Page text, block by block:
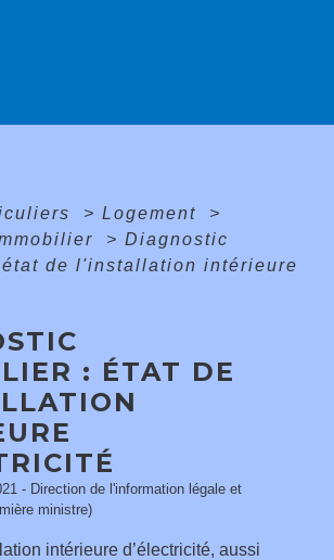
> Logement
>
> Diagnostic
de l'installation intérieure
: ÉTAT DE
- Direction de l'information légale et
ministre)
intérieure d’électricité, aussi